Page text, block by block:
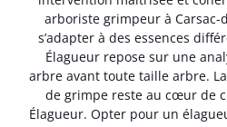
arboriste grimpeur à
s’adapter à des essences
Élagueur repose sur une
arbre avant toute taille arbre.
de grimpe reste au cœur de
Élagueur. Opter pour un